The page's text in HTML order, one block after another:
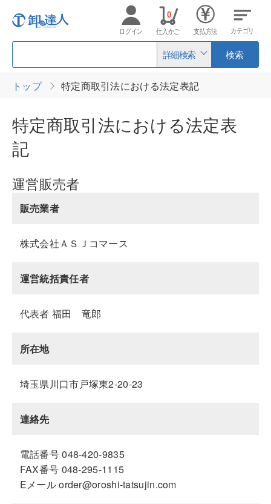
詳細検索 検索
ログイン 仕入かご
0
支払方法 カテゴリ
トップ 特定商取引法における法定表記
特定商取引法における法定表
記
運営販売者
販売業者
株式会社ＡＳＪコマース
運営統括責任者
代表者 福田 竜郎
所在地
埼玉県川口市戸塚東2-20-23
連絡先
電話番号 048-420-9835
FAX番号 048-295-1115
Eメール order@oroshi-tatsujin.com